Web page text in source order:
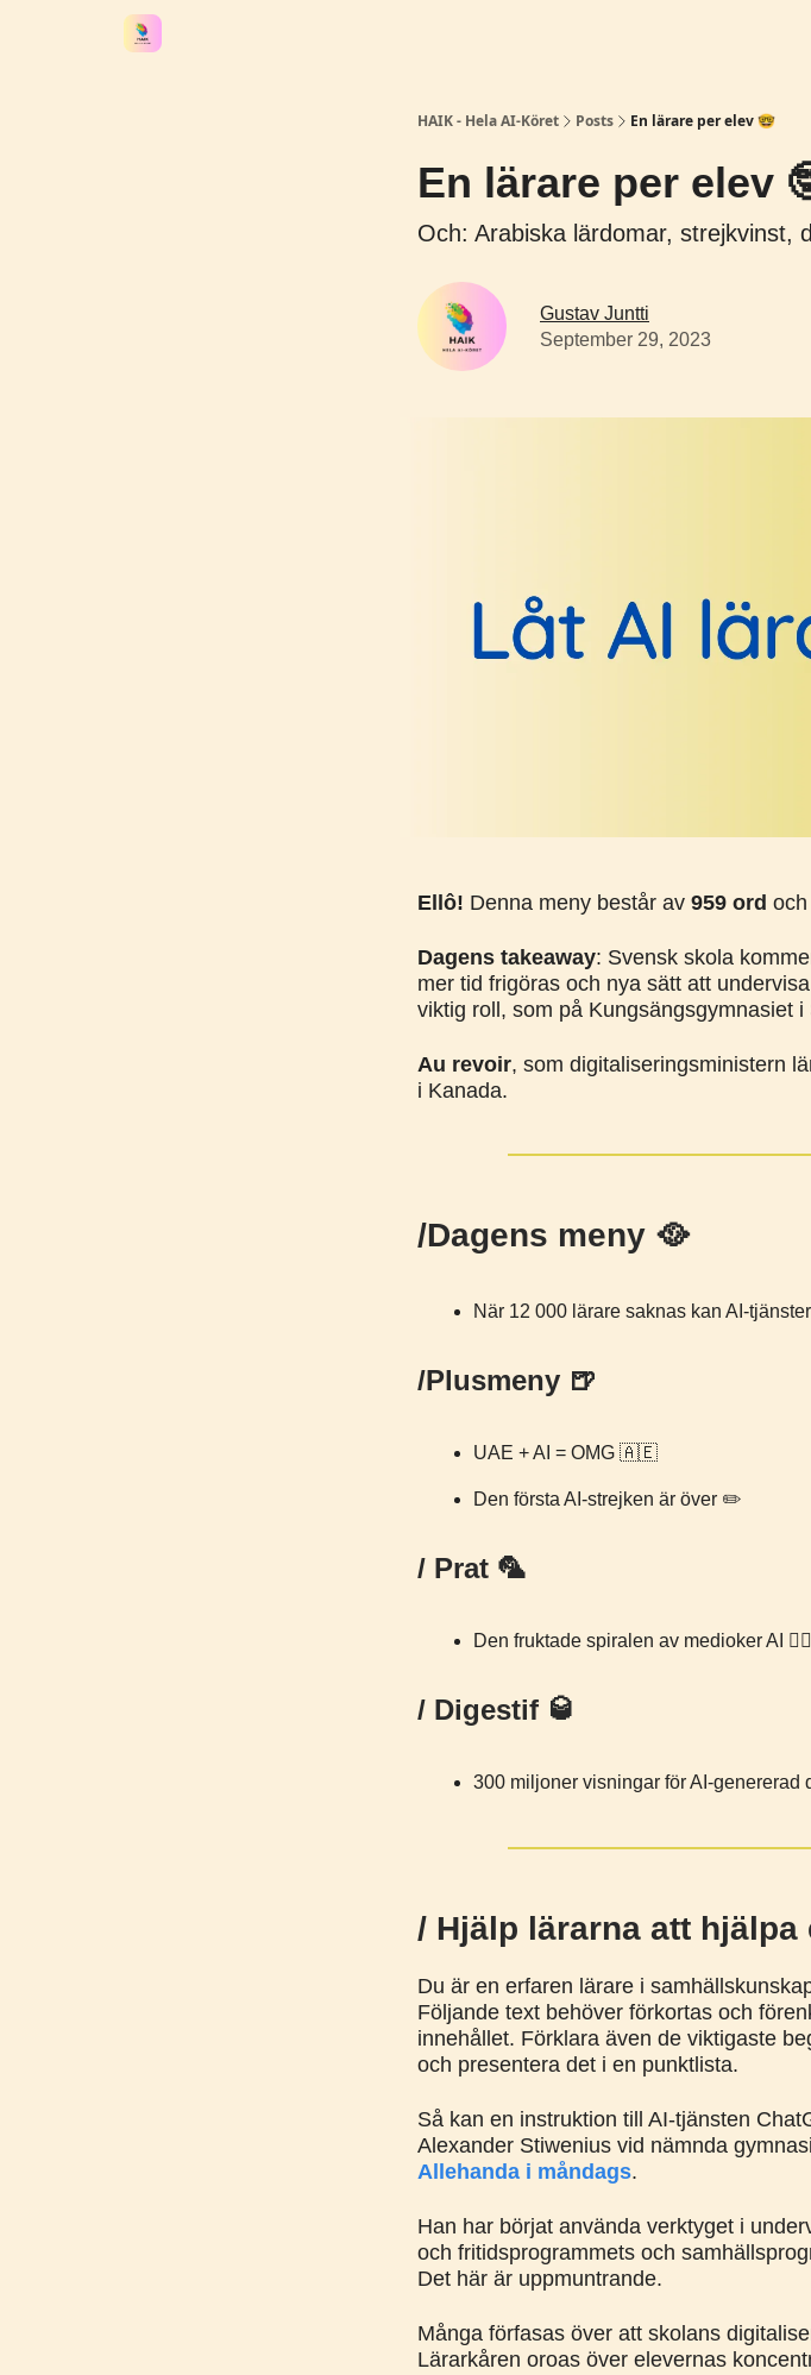
HAIK - Hela AI-Köret Posts En lärare per elev 🤓
En lärare per elev
Och: Arabiska lärdomar, strejkvinst,
Gustav Juntti
September 29, 2023
Ellô! Denna meny består av 959 ord
Dagens takeaway: Svensk skola
mer tid frigöras och nya sätt att
viktig roll, som på Kungsängsgymnasiet i
Au revoir, som digitaliseringsministern
i Kanada.
/Dagens meny 🥘
När 12 000 lärare saknas kan AI-
/Plusmeny 🍺
UAE + AI = OMG 🇦🇪
Den första AI-strejken är över ✏️
/ Prat 🦜
Den fruktade spiralen av medioker AI 😵‍💫
/ Digestif 🥃
300 miljoner visningar för AI-genererad
/ Hjälp lärarna att hjälpa
Du är en erfaren lärare i
Följande text behöver förkortas och
innehållet. Förklara även de viktigaste
och presentera det i en punktlista.
Så kan en instruktion till AI-tjänsten
Alexander Stiwenius vid nämnda
Allehanda i måndags.
Han har börjat använda verktyget i
och fritidsprogrammets och
Det här är uppmuntrande.
Många förfasas över att skolans
Lärarkåren oroas över elevernas